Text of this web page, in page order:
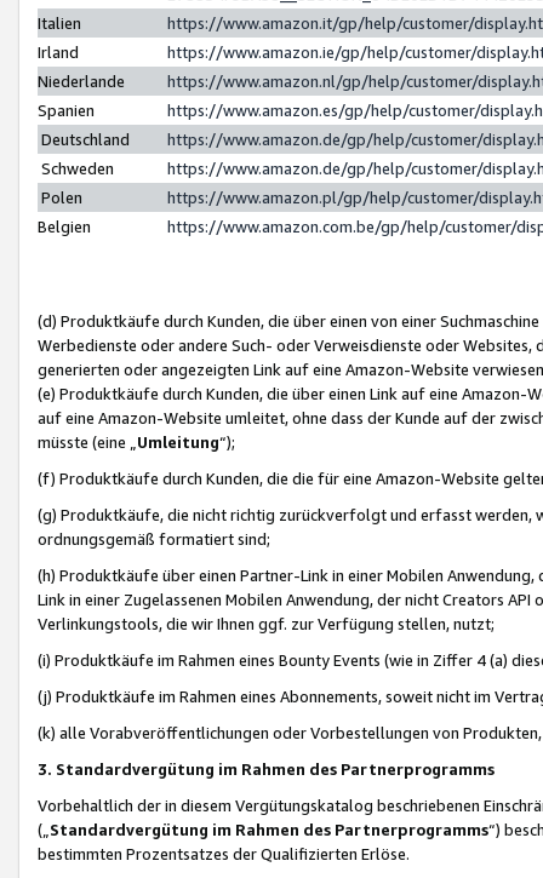
Italien
https://www.amazon.it/gp/help/customer/
Irland
https://www.amazon.ie/gp/help/customer/
Niederlande
https://www.amazon.nl/gp/help/customer/
Spanien
https://www.amazon.es/gp/help/customer/
Deutschland
https://www.amazon.de/gp/help/customer/
Schweden
https://www.amazon.de/gp/help/customer/
Polen
https://www.amazon.pl/gp/help/customer/
Belgien
https://www.amazon.com.be/gp/help/customer/
(d) Produktkäufe durch Kunden, die über einen von einer
Werbedienste oder andere Such- oder Verweisdienste oder Websites,
generierten oder angezeigten Link auf eine Amazon-Website
(e) Produktkäufe durch Kunden, die über einen Link auf eine
auf eine Amazon-Website umleitet, ohne dass der Kunde auf der
müsste (eine „ Umleitung“);
(f) Produktkäufe durch Kunden, die die für eine Amazon-Website
(g) Produktkäufe, die nicht richtig zurückverfolgt und erfasst werden,
ordnungsgemäß formatiert sind;
(h) Produktkäufe über einen Partner-Link in einer Mobilen
Link in einer Zugelassenen Mobilen Anwendung, der nicht Creators
Verlinkungstools, die wir Ihnen ggf. zur Verfügung stellen, nutzt;
(i) Produktkäufe im Rahmen eines Bounty Events (wie in Ziffer 4 (a)
(j) Produktkäufe im Rahmen eines Abonnements, soweit nicht im
(k) alle Vorabveröffentlichungen oder Vorbestellungen von
3. Standardvergütung im Rahmen des Partnerprogramms
Vorbehaltlich der in diesem Vergütungskatalog beschriebenen
(„ Standardvergütung im Rahmen des Partnerprogramms“)
bestimmten Prozentsatzes der Qualifizierten Erlöse.